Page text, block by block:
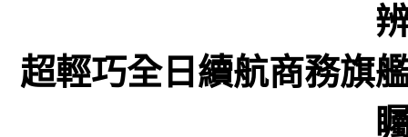
超輕巧全日續航商務